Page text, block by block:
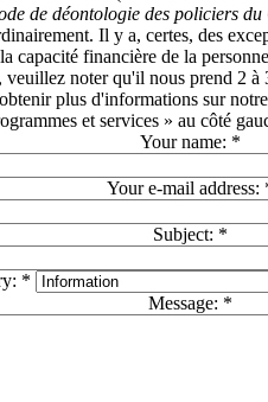
de déontologie des policiers du
Il y a, certes, des
capacité financière de la
veuillez noter qu'il nous prend 2
plus d'informations sur
et services » au côté
Your name: *
Your e-mail address:
Subject: *
*
Message: *